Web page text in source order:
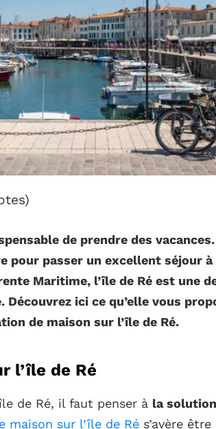
de prendre des
pour passer un excellent séjour à
Maritime, l’île de Ré est une
Découvrez ici ce qu’elle vous
de maison sur l’île de Ré.
l’île de Ré
de Ré, il faut penser à la solution
maison sur l’île de Ré s’avère